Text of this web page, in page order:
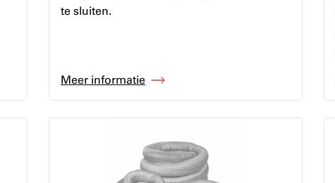
te sluiten.
Meer informatie